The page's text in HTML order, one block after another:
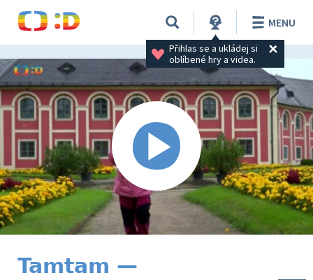
Přihlas se a ukládej si
oblíbené hry a videa.
MENU
Tamtam —